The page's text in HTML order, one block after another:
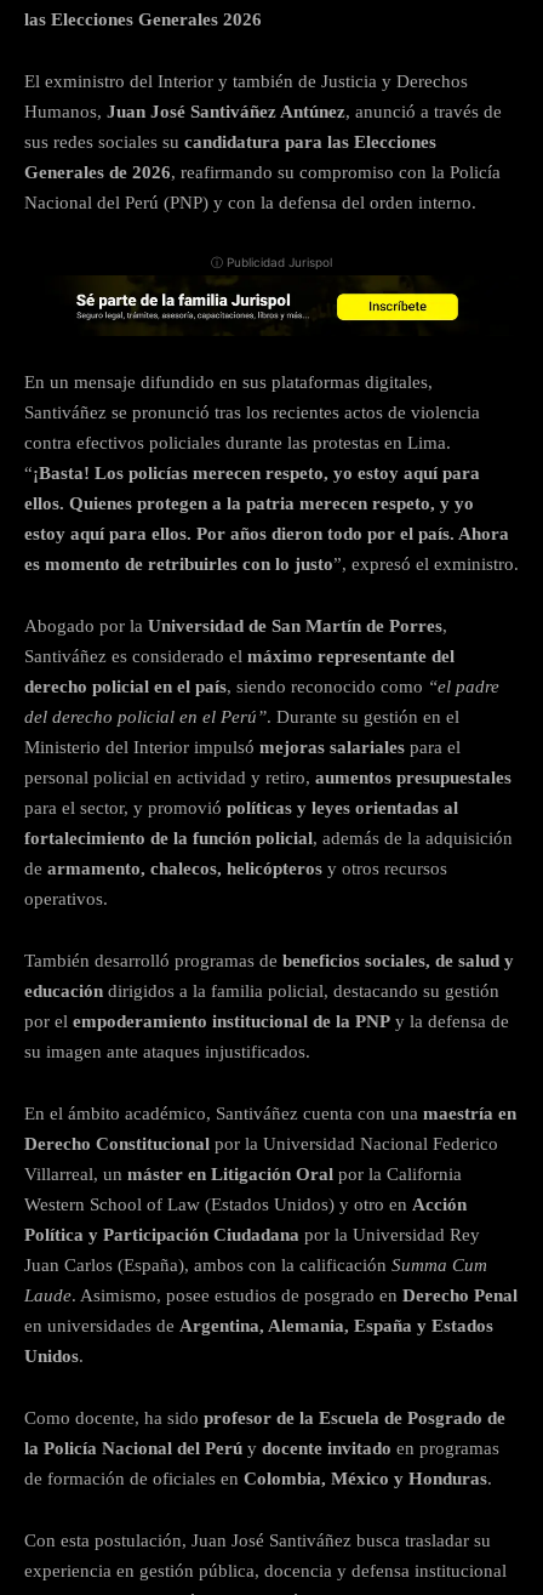
las Elecciones Generales 2026
El exministro del Interior y también de Justicia y Derechos
Humanos, Juan José Santiváñez Antúnez, anunció a través de
sus redes sociales su candidatura para las Elecciones
Generales de 2026, reafirmando su compromiso con la Policía
Nacional del Perú (PNP) y con la defensa del orden interno.
ⓘ Publicidad Jurispol
En un mensaje difundido en sus plataformas digitales,
Santiváñez se pronunció tras los recientes actos de violencia
contra efectivos policiales durante las protestas en Lima.
“¡Basta! Los policías merecen respeto, yo estoy aquí para
ellos. Quienes protegen a la patria merecen respeto, y yo
estoy aquí para ellos. Por años dieron todo por el país. Ahora
es momento de retribuirles con lo justo”, expresó el exministro.
Abogado por la Universidad de San Martín de Porres,
Santiváñez es considerado el máximo representante del
derecho policial en el país, siendo reconocido como “el padre
del derecho policial en el Perú”. Durante su gestión en el
Ministerio del Interior impulsó mejoras salariales para el
personal policial en actividad y retiro, aumentos presupuestales
para el sector, y promovió políticas y leyes orientadas al
fortalecimiento de la función policial, además de la adquisición
de armamento, chalecos, helicópteros y otros recursos
operativos.
También desarrolló programas de beneficios sociales, de salud y
educación dirigidos a la familia policial, destacando su gestión
por el empoderamiento institucional de la PNP y la defensa de
su imagen ante ataques injustificados.
En el ámbito académico, Santiváñez cuenta con una maestría en
Derecho Constitucional por la Universidad Nacional Federico
Villarreal, un máster en Litigación Oral por la California
Western School of Law (Estados Unidos) y otro en Acción
Política y Participación Ciudadana por la Universidad Rey
Juan Carlos (España), ambos con la calificación Summa Cum
Laude. Asimismo, posee estudios de posgrado en Derecho Penal
en universidades de Argentina, Alemania, España y Estados
Unidos.
Como docente, ha sido profesor de la Escuela de Posgrado de
la Policía Nacional del Perú y docente invitado en programas
de formación de oficiales en Colombia, México y Honduras.
Con esta postulación, Juan José Santiváñez busca trasladar su
experiencia en gestión pública, docencia y defensa institucional